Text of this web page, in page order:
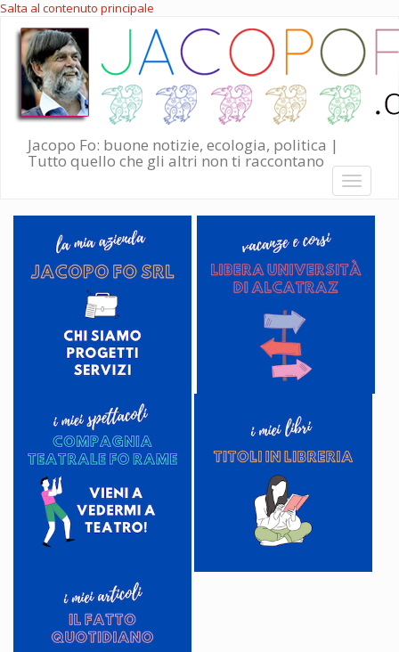
Salta al contenuto principale
Jacopo Fo: buone notizie, ecologia, politica |
Tutto quello che gli altri non ti raccontano
Toggle